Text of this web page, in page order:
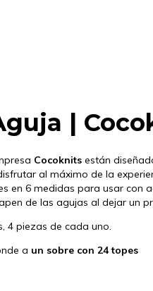
|
Cocoknits están
al máximo de la
en 6 medidas para usar con
de las agujas al dejar un
4 piezas de cada uno.
a un sobre con 24 topes